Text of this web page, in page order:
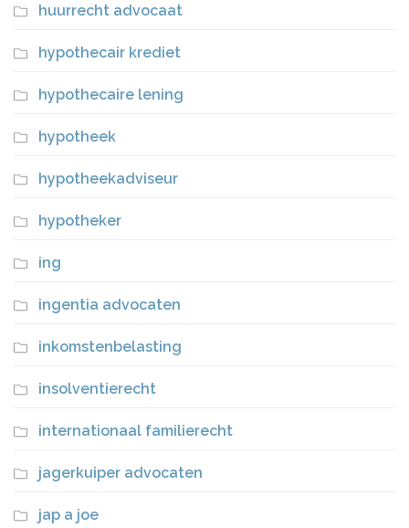
huurrecht advocaat
hypothecair krediet
hypothecaire lening
hypotheek
hypotheekadviseur
hypotheker
ing
ingentia advocaten
inkomstenbelasting
insolventierecht
internationaal familierecht
jagerkuiper advocaten
jap a joe